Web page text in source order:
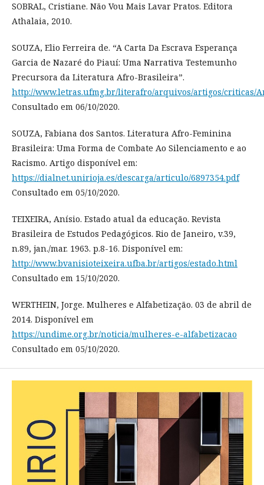
SOBRAL, Cristiane. Não Vou Mais Lavar Pratos. Editora
Athalaia, 2010.
SOUZA, Elio Ferreira de. “A Carta Da Escrava Esperança
Garcia de Nazaré do Piauí: Uma Narrativa Testemunho
Precursora da Literatura Afro-Brasileira”.
http://www.letras.ufmg.br/literafro/arquivos/artigos/criticas/
Consultado em 06/10/2020.
SOUZA, Fabiana dos Santos. Literatura Afro-Feminina
Brasileira: Uma Forma de Combate Ao Silenciamento e ao
Racismo. Artigo disponível em:
https://dialnet.unirioja.es/descarga/articulo/6897354.pdf
Consultado em 05/10/2020.
TEIXEIRA, Anísio. Estado atual da educação. Revista
Brasileira de Estudos Pedagógicos. Rio de Janeiro, v.39,
n.89, jan./mar. 1963. p.8-16. Disponível em:
http://www.bvanisioteixeira.ufba.br/artigos/estado.html
Consultado em 15/10/2020.
WERTHEIN, Jorge. Mulheres e Alfabetização. 03 de abril de
2014. Disponível em
https://undime.org.br/noticia/mulheres-e-alfabetizacao
Consultado em 05/10/2020.